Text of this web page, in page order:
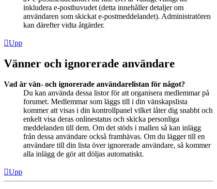
inkludera e-posthuvudet (detta innehåller detaljer om
användaren som skickat e-postmeddelandet). Administratören
kan därefter vidta åtgärder.
Upp
Vänner och ignorerade användare
Vad är vän- och ignorerade användarelistan för något?
Du kan använda dessa listor för att organisera medlemmar på
forumet. Medlemmar som läggs till i din vänskapslista
kommer att visas i din kontrollpanel vilket låter dig snabbt och
enkelt visa deras onlinestatus och skicka personliga
meddelanden till dem. Om det stöds i mallen så kan inlägg
från dessa användare också framhävas. Om du lägger till en
användare till din lista över ignorerade användare, så kommer
alla inlägg de gör att döljas automatiskt.
Upp